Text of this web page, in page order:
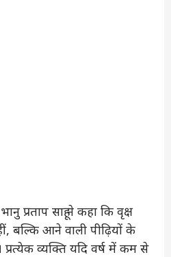
प्रताप साहू ने कहा कि वृक्ष
बल्कि आने वाली पीढ़ियों के
प्रत्येक व्यक्ति यदि वर्ष में कम से